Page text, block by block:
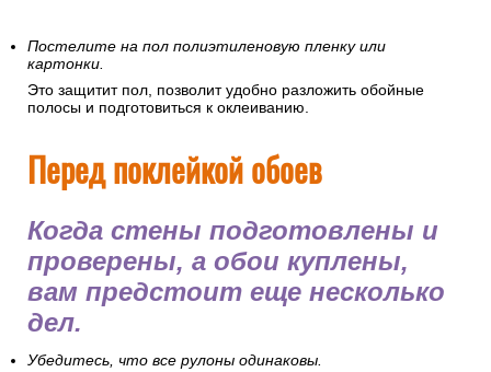
Постелите на пол полиэтиленовую пленку или
картонки.
Это защитит пол, позволит удобно разложить обойные
полосы и подготовиться к оклеиванию.
Перед поклейкой обоев
Когда стены подготовлены и
проверены, а обои куплены,
вам предстоит еще несколько
дел.
Убедитесь, что все рулоны одинаковы.